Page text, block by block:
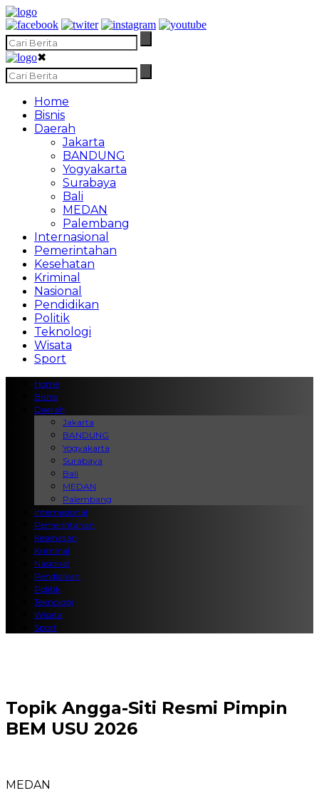
✖
Home
Bisnis
Daerah
Jakarta
BANDUNG
Yogyakarta
Surabaya
Bali
MEDAN
Palembang
Internasional
Pemerintahan
Kesehatan
Kriminal
Nasional
Pendidikan
Politik
Teknologi
Wisata
Sport
Home
Bisnis
Daerah
Jakarta
BANDUNG
Yogyakarta
Surabaya
Bali
MEDAN
Palembang
Internasional
Pemerintahan
Kesehatan
Kriminal
Nasional
Pendidikan
Politik
Teknologi
Wisata
Sport
Topik Angga-Siti Resmi Pimpin
BEM USU 2026
MEDAN